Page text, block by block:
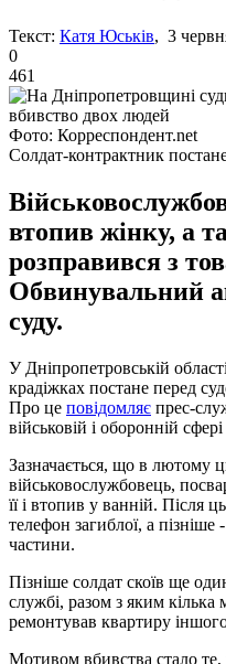
Текст: Катя Юськів, 3
0
461
Фото: Корреспондент.net
Солдат-контрактник
втопив жінку, а
розправився з
Обвинувальний
суду.
У Дніпропетровській
крадіжках постане перед
Про це повідомляє прес-
військовій і оборонній
Зазначається, що в лютому
військовослужбовець,
її і втопив у ванній. Після
телефон загиблої, а пізніше
частини.
Пізніше солдат скоїв ще
службі, разом з яким кілька
ремонтував квартиру
Мотивом вбивства стало